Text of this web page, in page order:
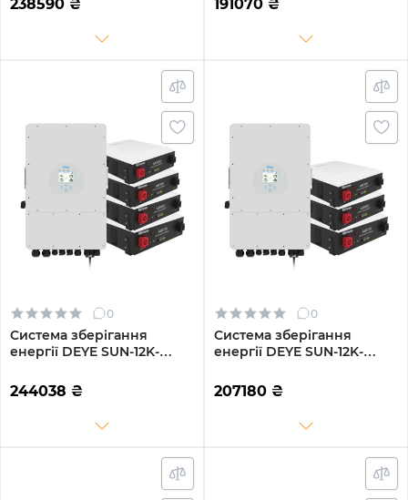
4BAT LiFePO4 6000 циклів
238590 ₴
LiFePO4 6500 циклів
191070 ₴
0
Система зберігання
енергії DEYE SUN-12K-
LFP-W 12kW 19.2kWh 4BAT
LiFePO4 6000 циклів
244038 ₴
0
Система зберігання
енергії DEYE SUN-12K-
W 12kW 14.4kWh 3BAT
LiFePO4 6000 циклів
207180 ₴